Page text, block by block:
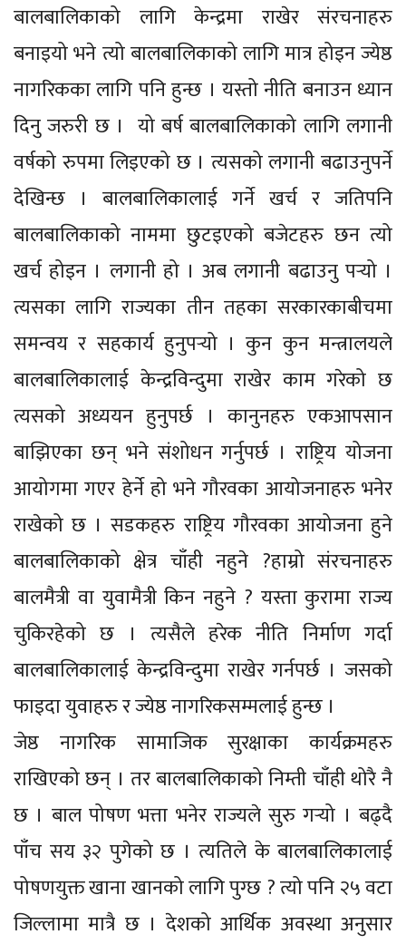
बालबालिकाको लागि केन्द्रमा राखेर संरचनाहरु
बनाइयो भने त्यो बालबालिकाको लागि मात्र होइन ज्येष्ठ
नागरिकका लागि पनि हुन्छ । यस्तो नीति बनाउन ध्यान
दिनु जरुरी छ । यो बर्ष बालबालिकाको लागि लगानी
वर्षको रुपमा लिइएको छ । त्यसको लगानी बढाउनुपर्ने
देखिन्छ । बालबालिकालाई गर्ने खर्च र जतिपनि
बालबालिकाको नाममा छुटइएको बजेटहरु छन त्यो
खर्च होइन । लगानी हो । अब लगानी बढाउनु पर्‍यो ।
त्यसका लागि राज्यका तीन तहका सरकारकाबीचमा
समन्वय र सहकार्य हुनुपर्‍यो । कुन कुन मन्त्रालयले
बालबालिकालाई केन्द्रविन्दुमा राखेर काम गरेको छ
त्यसको अध्ययन हुनुपर्छ । कानुनहरु एकआपसान
बाझिएका छन् भने संशोधन गर्नुपर्छ । राष्ट्रिय योजना
आयोगमा गएर हेर्ने हो भने गौरवका आयोजनाहरु भनेर
राखेको छ । सडकहरु राष्ट्रिय गौरवका आयोजना हुने
बालबालिकाको क्षेत्र चाँही नहुने ?हाम्रो संरचनाहरु
बालमैत्री वा युवामैत्री किन नहुने ? यस्ता कुरामा राज्य
चुकिरहेको छ । त्यसैले हरेक नीति निर्माण गर्दा
बालबालिकालाई केन्द्रविन्दुमा राखेर गर्नपर्छ । जसको
फाइदा युवाहरु र ज्येष्ठ नागरिकसम्मलाई हुन्छ ।
जेष्ठ नागरिक सामाजिक सुरक्षाका कार्यक्रमहरु
राखिएको छन् । तर बालबालिकाको निम्ती चाँही थोरै नै
छ । बाल पोषण भत्ता भनेर राज्यले सुरु गर्‍यो । बढ्दै
पाँच सय ३२ पुगेको छ । त्यतिले के बालबालिकालाई
पोषणयुक्त खाना खानको लागि पुग्छ ? त्यो पनि २५ वटा
जिल्लामा मात्रै छ । देशको आर्थिक अवस्था अनुसार